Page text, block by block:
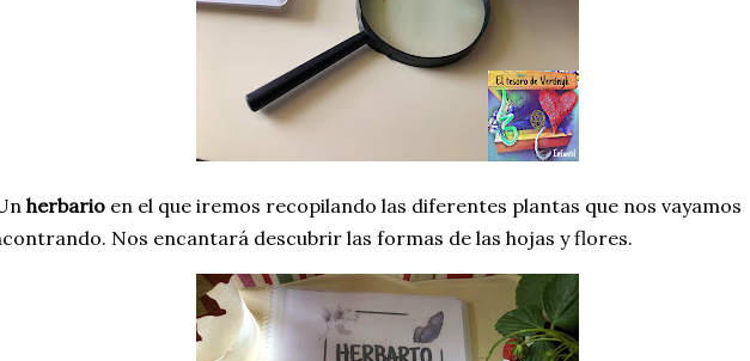
herbario en el que iremos recopilando las diferentes plantas que nos vayamos
Nos encantará descubrir las formas de las hojas y flores.